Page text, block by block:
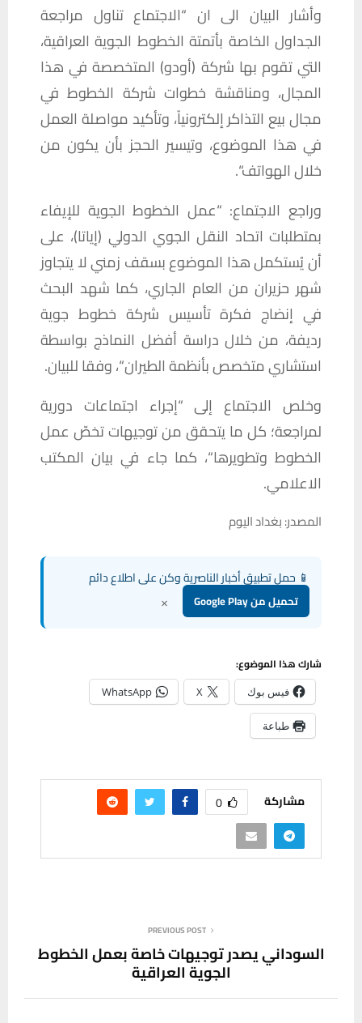
وأشار البيان الى ان “الاجتماع تناول مراجعة
الجداول الخاصة بأتمتة الخطوط الجوية العراقية،
التيتقوم بها شركة (أودو) المتخصصة في هذا
المجال، ومناقشة خطوات شركة الخطوط في
مجالبيع التذاكرإلكترونياً، وتأكيدمواصلة العمل
في هذا الموضوع، وتيسير الحجز بأن يكون من
خلالالهواتف“.
وراجع الاجتماع: “عمل الخطوط الجوية للإيفاء
بمتطلبات اتحاد النقل الجوي الدولي (إياتا)، على
أنيُستكملهذا الموضوعبسقف زمنيلايتجاوز
شهر حزيران من العام الجاري، كما شهد البحث
في إنضاج فكرة تأسيس شركة خطوط جوية
رديفة، من خلال دراسة أفضل النماذج بواسطة
استشاريمتخصصبأنظمةالطيران“،وفقاللبيان.
وخلص الاجتماع إلى“إجراء اجتماعات دورية
لمراجعة؛ كلمايتحققمنتوجيهاتتخصّ عمل
الخطوط وتطويرها“، كما جاء في بيان المكتب
الاعلامي.
المصدر: بغداد اليوم
📱 حمل تطبيق أخبار الناصرية وكن على اطلاع دائم
تحميل من Google Play ×
شارك هذا الموضوع:
فيس بوك X
WhatsApp
طباعة
مشاركة 0
PREVIOUS POST
السوداني يصدر توجيهات خاصة بعمل الخطوط
الجوية العراقية